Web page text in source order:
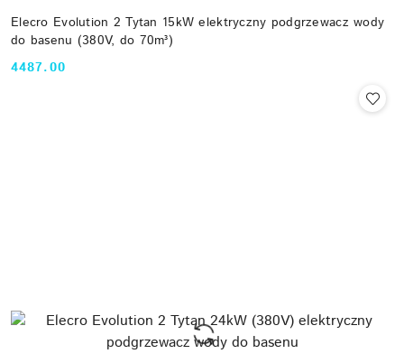
Elecro Evolution 2 Tytan 15kW elektryczny podgrzewacz wody
do basenu (380V, do 70m³)
Cena:
4487.00